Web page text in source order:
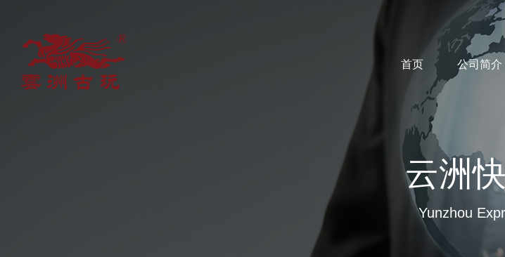
首页 公司简介
云洲
Yunzhou